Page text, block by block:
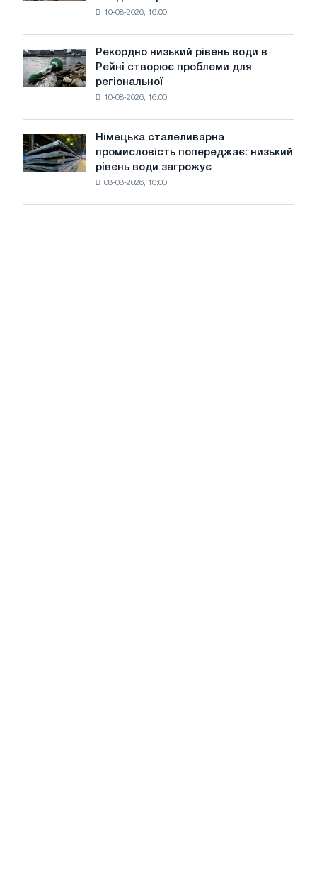
на
рулон
західній
Європі
10-08-2026, 16:00
Рекордно
низький
рівень
створює
проблеми
промисловості
Рекордно низький рівень води в
Рейні створює проблеми для
регіональної
10-08-2026, 16:00
Німецька
сталеливарна
промисловість
Німецька сталеливарна
промисловість попереджає: низький
рівень води загрожує
08-08-2026, 10:00